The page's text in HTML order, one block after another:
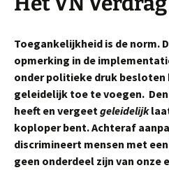
Toegankelijkheid is de norm.
opmerking in de
onder politieke druk besloten
geleidelijk toe te voegen.
heeft en vergeetgeleidelijk
koploper bent. Achteraf
discrimineert mensen met
geen onderdeel zijn van onze